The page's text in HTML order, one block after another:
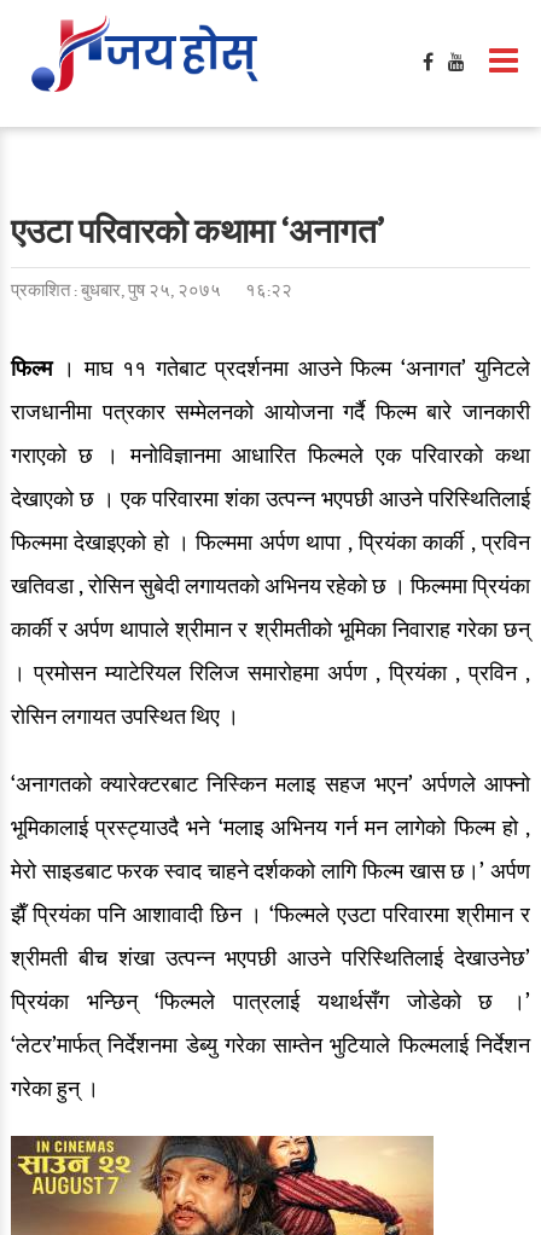
गृहपृष्ठ
मनोरञ्जन
फिल्मी खबर
टिभी / सिरिज / ओटीटी
सङ्गीत खबर
साहित्य खबर
गसिप
समिक्षा
फेशन / सौन्दर्य
रङ्गमञ्च
अन्तर्वार्ता
ग्यालरी
सेलिब्रेटी ग्यालरी
देश/विदेश
देश खबर
एउटा परिवारको कथामा ‘अनागत’
प्रकाशित : बुधबार, पुष २५, २०७५ १६:२२
फिल्म। माघ ११ गतेबाट प्रदर्शनमा आउने फिल्म ‘अनागत’ युनिटले
राजधानीमा पत्रकार सम्मेलनको आयोजना गर्दै फिल्म बारे जानकारी
गराएको छ । मनोविज्ञानमा आधारित फिल्मले एक परिवारको कथा
देखाएको छ । एक परिवारमा शंका उत्पन्न भएपछी आउने परिस्थितिलाई
फिल्ममा देखाइएको हो । फिल्ममा अर्पण थापा , प्रियंका कार्की , प्रविन
खतिवडा , रोसिन सुबेदी लगायतको अभिनय रहेको छ । फिल्ममा प्रियंका
कार्की र अर्पण थापाले श्रीमान र श्रीमतीको भूमिका निवाराह गरेका छन्
। प्रमोसन म्याटेरियल रिलिज समारोहमा अर्पण , प्रियंका , प्रविन ,
रोसिन लगायत उपस्थित थिए ।
‘अनागतको क्यारेक्टरबाट निस्किन मलाइ सहज भएन’ अर्पणले आफ्नो
भूमिकालाई प्रस्ट्याउदै भने ‘मलाइ अभिनय गर्न मन लागेको फिल्म हो ,
मेरो साइडबाट फरक स्वाद चाहने दर्शकको लागि फिल्म खास छ।’ अर्पण
झैँ प्रियंका पनि आशावादी छिन । ‘फिल्मले एउटा परिवारमा श्रीमान र
श्रीमती बीच शंखा उत्पन्न भएपछी आउने परिस्थितिलाई देखाउनेछ’
प्रियंका भन्छिन् ‘फिल्मले पात्रलाई यथार्थसँग जोडेको छ ।’
‘लेटर’मार्फत् निर्देशनमा डेब्यु गरेका साम्तेन भुटियाले फिल्मलाई निर्देशन
गरेका हुन् ।